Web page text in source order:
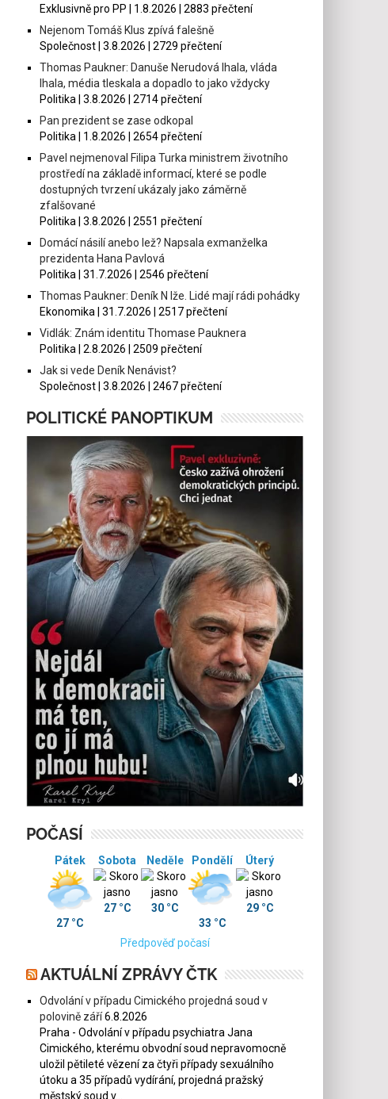
Exklusivně pro PP | 1.8.2026 | 2883 přečtení
Nejenom Tomáš Klus zpívá falešně
Společnost | 3.8.2026 | 2729 přečtení
Thomas Paukner: Danuše Nerudová lhala, vláda
lhala, média tleskala a dopadlo to jako vždycky
Politika | 3.8.2026 | 2714 přečtení
Pan prezident se zase odkopal
Politika | 1.8.2026 | 2654 přečtení
Pavel nejmenoval Filipa Turka ministrem životního
prostředí na základě informací, které se podle
dostupných tvrzení ukázaly jako záměrně
zfalšované
Politika | 3.8.2026 | 2551 přečtení
Domácí násilí anebo lež? Napsala exmanželka
prezidenta Hana Pavlová
Politika | 31.7.2026 | 2546 přečtení
Thomas Paukner: Deník N lže. Lidé mají rádi pohádky
Ekonomika | 31.7.2026 | 2517 přečtení
Vidlák: Znám identitu Thomase Pauknera
Politika | 2.8.2026 | 2509 přečtení
Jak si vede Deník Nenávist?
Společnost | 3.8.2026 | 2467 přečtení
POLITICKÉ PANOPTIKUM
POČASÍ
Pátek
27 °C
Sobota
27 °C
Neděle
30 °C
Pondělí
33 °C
Úterý
29 °C
Předpověď počasí
AKTUÁLNÍ ZPRÁVY ČTK
Odvolání v případu Cimického projedná soud v
polovině září6.8.2026
Praha - Odvolání v případu psychiatra Jana
Cimického, kterému obvodní soud nepravomocně
uložil pětileté vězení za čtyři případy sexuálního
útoku a 35 případů vydírání, projedná pražský
městský soud v...